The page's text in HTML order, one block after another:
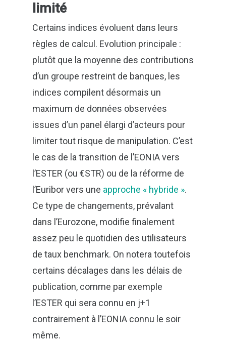
limité
Certains indices évoluent dans leurs
règles de calcul. Evolution principale :
plutôt que la moyenne des contributions
d’un groupe restreint de banques, les
indices compilent désormais un
maximum de données observées
issues d’un panel élargi d’acteurs pour
limiter tout risque de manipulation. C’est
le cas de la transition de l’EONIA vers
l’ESTER (ou €STR) ou de la réforme de
l’Euribor vers uneapproche « hybride » .
Ce type de changements, prévalant
dans l’Eurozone, modifie finalement
assez peu le quotidien des utilisateurs
de taux benchmark. On notera toutefois
certains décalages dans les délais de
publication, comme par exemple
l’ESTER qui sera connu en j+1
contrairement à l’EONIA connu le soir
même.